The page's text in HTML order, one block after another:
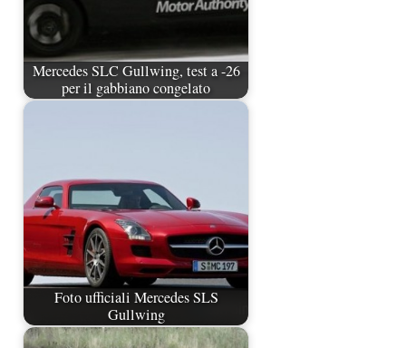
Mercedes SLC Gullwing, test a -26
per il gabbiano congelato
Foto ufficiali Mercedes SLS
Gullwing